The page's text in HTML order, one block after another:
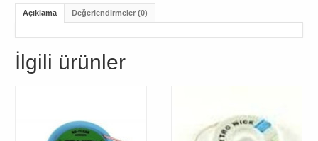
Açıklama Değerlendirmeler (0)
İlgili ürünler